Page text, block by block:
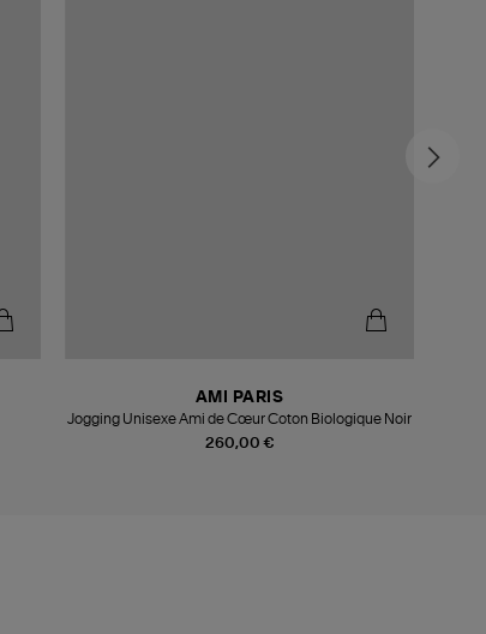
260,00 €
AMI PARIS
Jogging Unisexe Ami de Cœur Coton Biologique Noir